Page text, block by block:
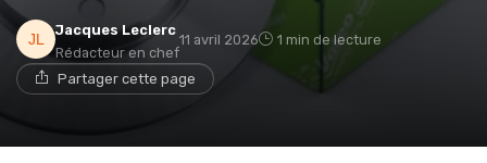
Jacques Leclerc
Rédacteur en chef
11 avril 2026 1 min de lecture
Partager cette page